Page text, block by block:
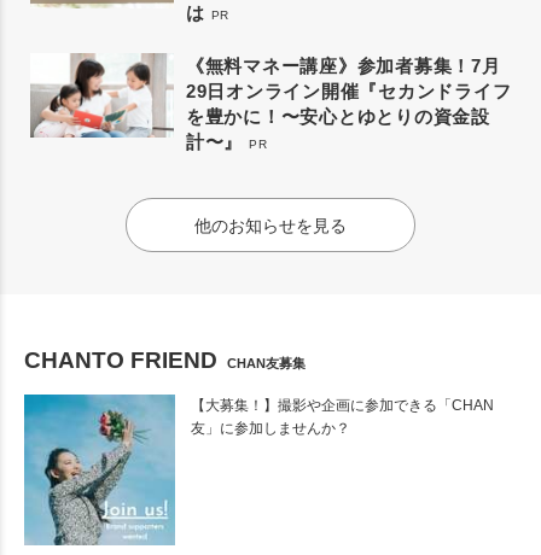
は PR
《無料マネー講座》参加者募集！7月
29日オンライン開催『セカンドライフ
を豊かに！〜安心とゆとりの資金設
計〜』
PR
他のお知らせを見る
CHANTO FRIEND CHAN友募集
【大募集！】撮影や企画に参加できる「CHAN
友」に参加しませんか？